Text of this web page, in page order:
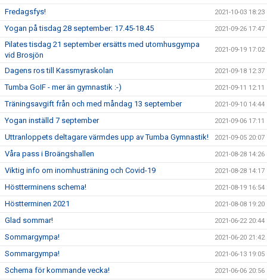
Fredagsfys! 2021-10-03 18:23
Yogan på tisdag 28 september: 17.45-18.45 2021-09-26 17:47
Pilates tisdag 21 september ersätts med utomhusgympa
vid Brosjön
2021-09-19 17:02
Dagens ros till Kassmyraskolan 2021-09-18 12:37
Tumba GoIF - mer än gymnastik :-) 2021-09-11 12:11
Träningsavgift från och med måndag 13 september 2021-09-10 14:44
Yogan inställd 7 september 2021-09-06 17:11
Uttranloppets deltagare värmdes upp av Tumba Gymnastik! 2021-09-05 20:07
Våra pass i Broängshallen 2021-08-28 14:26
Viktig info om inomhusträning och Covid-19 2021-08-28 14:17
Höstterminens schema! 2021-08-19 16:54
Höstterminen 2021 2021-08-08 19:20
Glad sommar! 2021-06-22 20:44
Sommargympa! 2021-06-20 21:42
Sommargympa! 2021-06-13 19:05
Schema för kommande vecka! 2021-06-06 20:56